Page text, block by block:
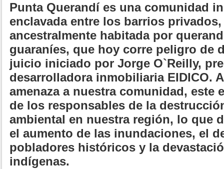
Punta Querandí es una comunidad
enclavada entre los barrios
ancestralmente habitada por
guaraníes, que hoy corre peligro de
juicio iniciado por Jorge O`Reilly,
desarrolladora inmobiliaria EIDICO.
amenaza a nuestra comunidad, este
de los responsables de la
ambiental en nuestra región, lo que
el aumento de las inundaciones, el
pobladores históricos y la
indígenas.